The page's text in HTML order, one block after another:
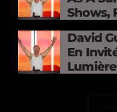
Shows,
France
David
En